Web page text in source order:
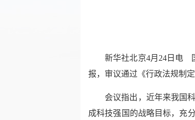
新华社北京4月24日电
报，审议通过《行政法规制
会议指出，近年来我国
成科技强国的战略目标，充